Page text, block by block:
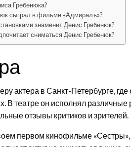
Гребенюка?
сыграл в фильме «Адмиралъ»?
знаменит Денис Гребенюк?
сниматься Денис Гребенюк?
актера в Санкт-Петербурге,
В театре он исполнял различные
отзывы критиков и зрителей.
первом кинофильме «Сестры»,